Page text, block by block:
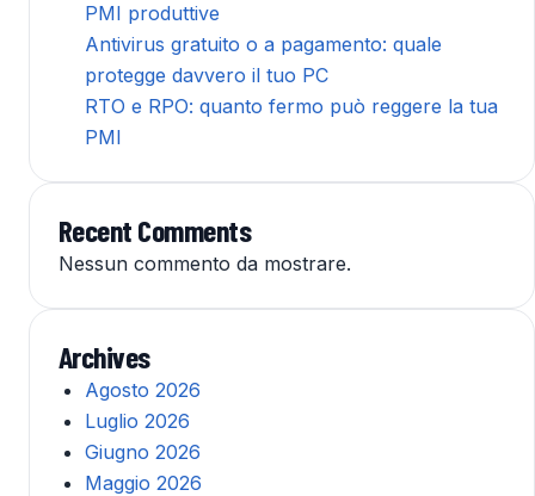
PMI produttive
Antivirus gratuito o a pagamento: quale
protegge davvero il tuo PC
RTO e RPO: quanto fermo può reggere la tua
PMI
Recent Comments
Nessun commento da mostrare.
Archives
Agosto 2026
Luglio 2026
Giugno 2026
Maggio 2026